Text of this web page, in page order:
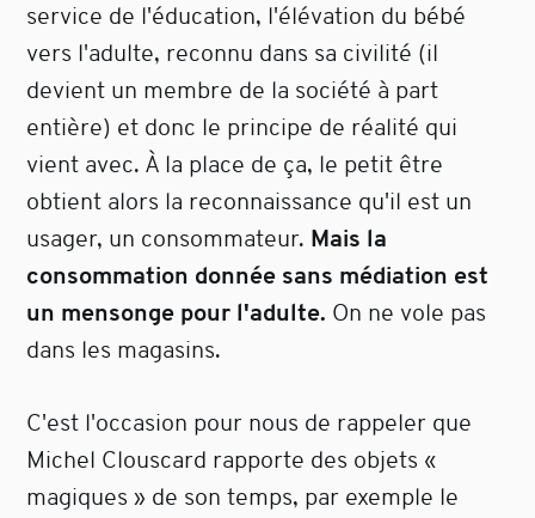
service de l'éducation, l'élévation du bébé
vers l'adulte, reconnu dans sa civilité (il
devient un membre de la société à part
entière) et donc le principe de réalité qui
vient avec. À la place de ça, le petit être
obtient alors la reconnaissance qu'il est un
usager, un consommateur. Mais la
consommation donnée sans médiation est
un mensonge pour l'adulte. On ne vole pas
dans les magasins.
C'est l'occasion pour nous de rappeler que
Michel Clouscard rapporte des objets «
magiques » de son temps, par exemple le